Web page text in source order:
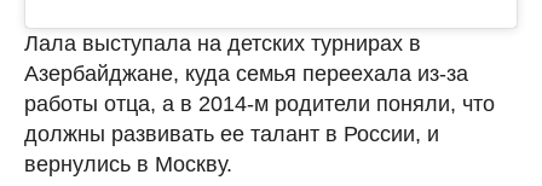
Лала выступала на детских турнирах в
Азербайджане, куда семья переехала из-за
работы отца, а в 2014-м родители поняли, что
должны развивать ее талант в России, и
вернулись в Москву.